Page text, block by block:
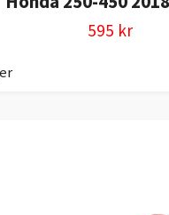
595 kr